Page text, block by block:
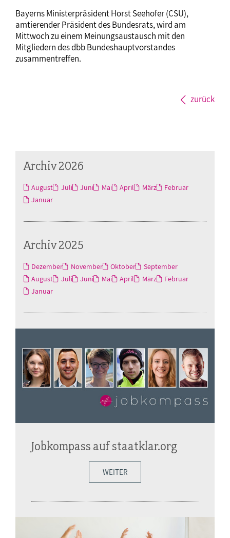
Bayerns Ministerpräsident Horst Seehofer (CSU),
amtierender Präsident des Bundesrats, wird am
Mittwoch zu einem Meinungsaustausch mit den
Mitgliedern des dbb Bundeshauptvorstandes
zusammentreffen.
zurück
Archiv 2026
August Juli Juni Mai April März
Februar
Januar
Archiv 2025
Dezember November Oktober
September
August
Juli Juni Mai April März
Februar
Januar
Jobkompass auf staatklar.org
WEITER